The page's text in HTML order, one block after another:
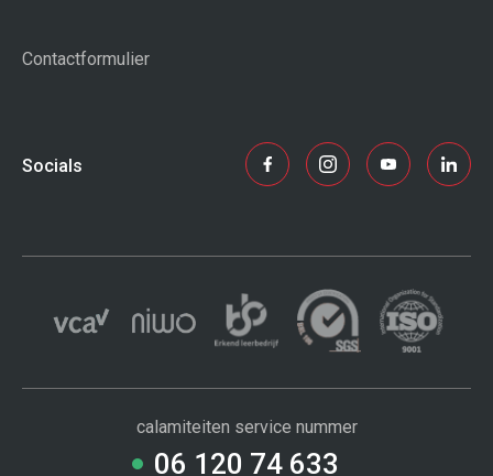
Contactformulier
Socials
calamiteiten service nummer
06 120 74 633